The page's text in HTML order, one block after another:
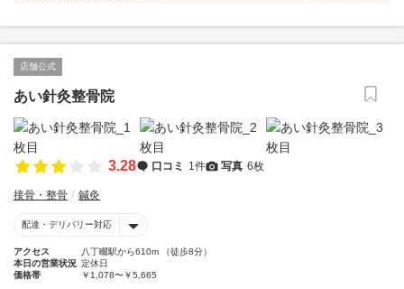
店舗公式
あい針灸整骨院
3.28 口コミ 1件 写真 6枚
接骨・整骨 鍼灸
配達・デリバリー対応
アクセス
八丁畷駅から610m （徒歩8分）
本日の営業状況 定休日
価格帯
￥1,078〜￥5,665